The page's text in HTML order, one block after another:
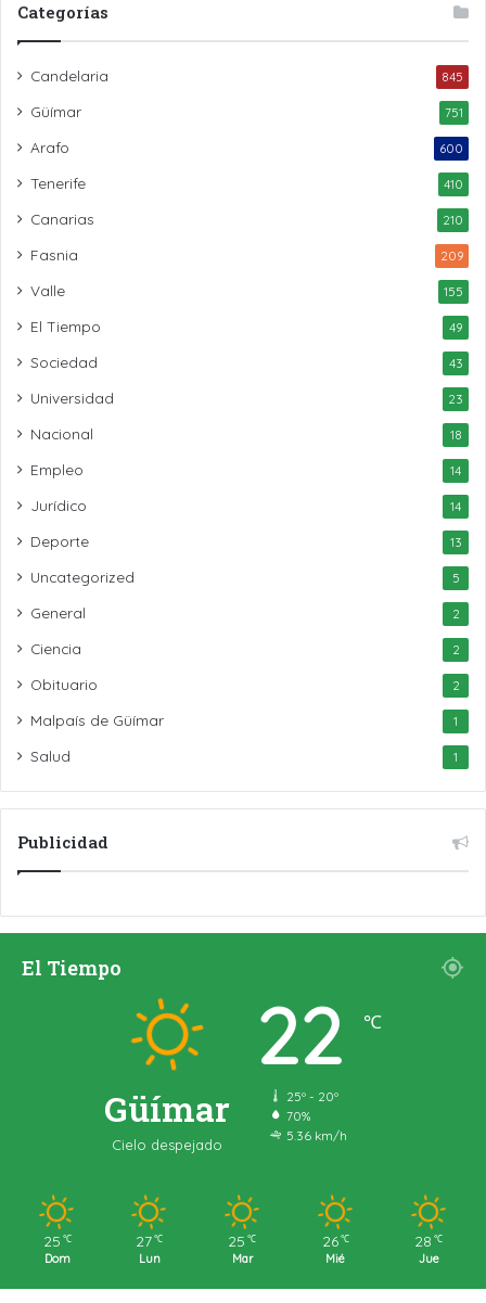
Categorías
Candelaria 845
Güímar 751
Arafo 600
Tenerife 410
Canarias 210
Fasnia 209
Valle 155
El Tiempo 49
Sociedad 43
Universidad 23
Nacional 18
Empleo 14
Jurídico 14
Deporte 13
Uncategorized 5
General 2
Ciencia 2
Obituario 2
Malpaís de Güímar 1
Salud 1
Publicidad
El Tiempo
Güímar
Cielo despejado
22 ℃
25º - 20º
70%
5.36 km/h
25 ℃
Dom
27 ℃
Lun
25 ℃
Mar
26 ℃
Mié
28 ℃
Jue